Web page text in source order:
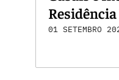
01 SETEMBRO